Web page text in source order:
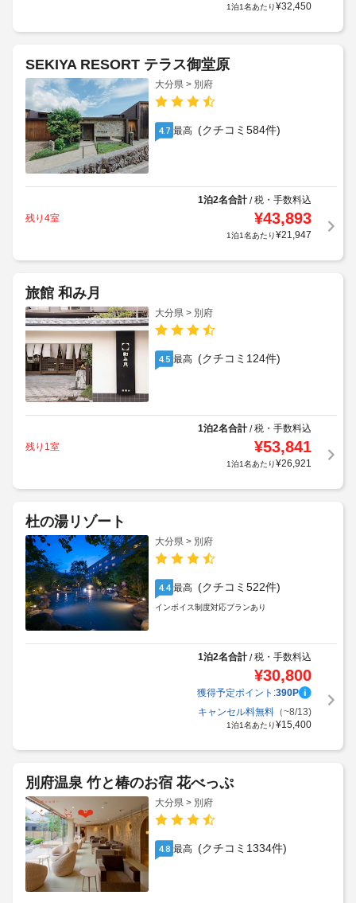
1泊1名あたり¥32,450
SEKIYA RESORT テラス御堂原
大分県 > 別府
4.7 最高 (クチコミ584件)
1泊2名合計/税・手数料込
残り4室
¥43,893
1泊1名あたり¥21,947
旅館 和み月
大分県 > 別府
4.5 最高 (クチコミ124件)
1泊2名合計/税・手数料込
残り1室
¥53,841
1泊1名あたり¥26,921
杜の湯リゾート
大分県 > 別府
4.4 最高 (クチコミ522件)
インボイス制度対応プランあり
1泊2名合計/税・手数料込
¥30,800
獲得予定ポイント:390P
キャンセル料無料（~8/13)
1泊1名あたり¥15,400
別府温泉 竹と椿のお宿 花べっぷ
大分県 > 別府
4.8 最高 (クチコミ1334件)